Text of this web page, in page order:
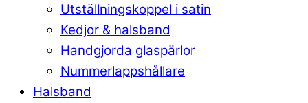
Utställningskoppel i satin
Kedjor & halsband
Handgjorda glaspärlor
Nummerlappshållare
Halsband